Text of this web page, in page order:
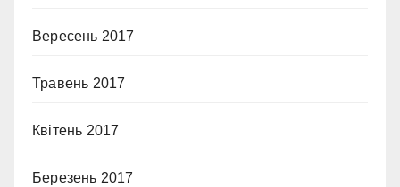
Вересень 2017
Травень 2017
Квітень 2017
Березень 2017